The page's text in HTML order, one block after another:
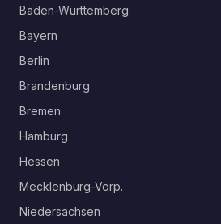
Baden-Württemberg
Bayern
Berlin
Brandenburg
Bremen
Hamburg
Hessen
Mecklenburg-Vorp.
Niedersachsen